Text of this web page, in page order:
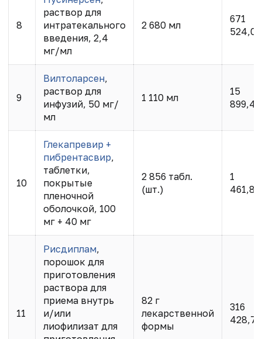
8
раствор для
интратекального
введения, 2,4
мг/мл
2 680 мл
671
524,07
9
Вилтоларсен,
раствор для
инфузий, 50 мг/
мл
1 110 мл
15
899,40
10
Глекапревир +
пибрентасвир,
таблетки,
покрытые
пленочной
оболочкой, 100
мг + 40 мг
2 856 табл.
(шт.)
1
461,83
11
Рисдиплам,
порошок для
приготовления
раствора для
приема внутрь
и/или
лиофилизат для
82 г
лекарственной
формы
316
428,70